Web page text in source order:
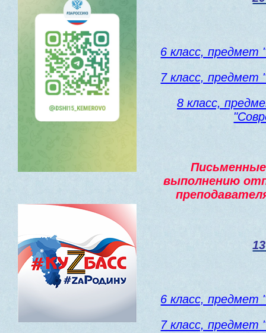
6 класс, предмет
7 класс, предмет
8 класс,
выполнению
6 класс, предмет
7 класс, предмет